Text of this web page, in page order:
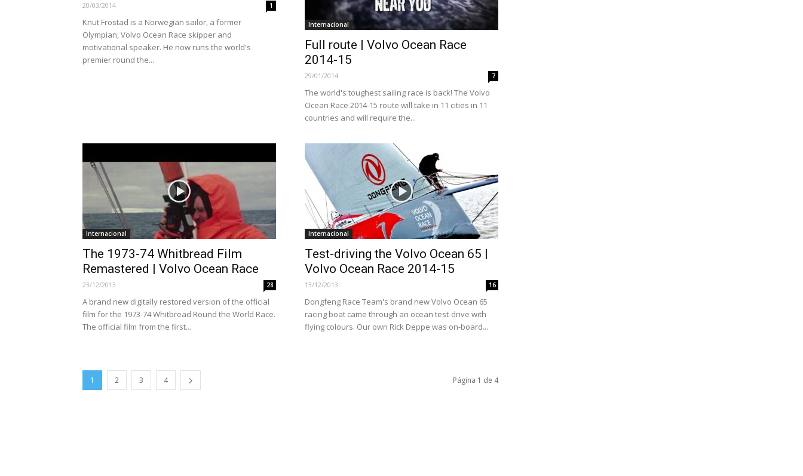
20/03/2014 1
Knut Frostad is a Norwegian sailor, a former
Olympian, Volvo Ocean Race skipper and
motivational speaker. He now runs the world's
premier round the...
Internacional
Full route | Volvo Ocean Race
2014-15
29/01/2014 7
The world's toughest sailing race is back! The Volvo
Ocean Race 2014-15 route will take in 11 cities in 11
countries and will require the...
Internacional
The 1973-74 Whitbread Film
Remastered | Volvo Ocean Race
23/12/2013 28
A brand new digitally restored version of the official
film for the 1973-74 Whitbread Round the World Race.
The official film from the first...
Internacional
Test-driving the Volvo Ocean 65 |
Volvo Ocean Race 2014-15
13/12/2013 16
Dongfeng Race Team's brand new Volvo Ocean 65
racing boat came through an ocean test-drive with
flying colours. Our own Rick Deppe was on-board...
1 2 3 4 Página 1 de 4